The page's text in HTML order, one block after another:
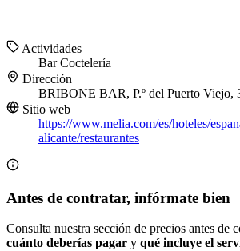
Actividades
BarCoctelería
Dirección
BRIBONE BAR, P.º del Puerto Viejo,
Sitio web
https://www.melia.com/es/hoteles/
alicante/restaurantes
Antes de contratar, infórmate bien
Consulta nuestra sección de precios antes de
cuánto deberías pagar y qué incluye el